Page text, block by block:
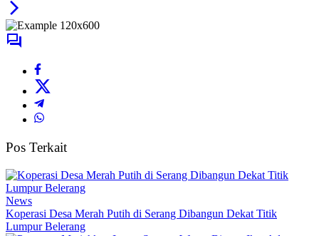
Pos Terkait
News
Koperasi Desa Merah Putih di Serang Dibangun Dekat Titik
Lumpur Belerang